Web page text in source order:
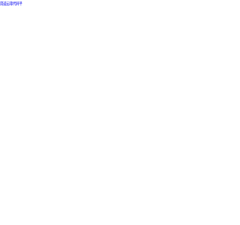
简道云零代码平